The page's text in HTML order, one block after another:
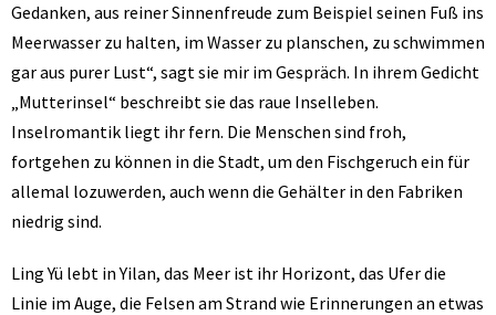
Gedanken, aus reiner Sinnenfreude zum Beispiel seinen Fuß ins
Meerwasser zu halten, im Wasser zu planschen, zu schwimmen
gar aus purer Lust“, sagt sie mir im Gespräch. In ihrem Gedicht
„Mutterinsel“ beschreibt sie das raue Inselleben.
Inselromantik liegt ihr fern. Die Menschen sind froh,
fortgehen zu können in die Stadt, um den Fischgeruch ein für
allemal lozuwerden, auch wenn die Gehälter in den Fabriken
niedrig sind.
Ling Yü lebt in Yilan, das Meer ist ihr Horizont, das Ufer die
Linie im Auge, die Felsen am Strand wie Erinnerungen an etwas